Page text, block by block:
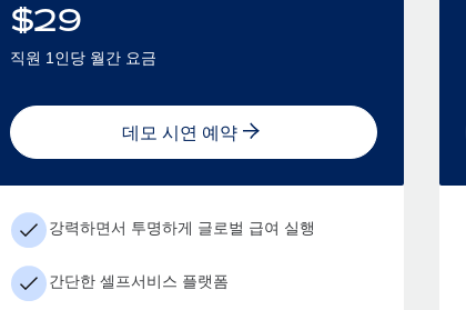
$29
직원 1인당 월간 요금
데모 시연 예약
강력하면서 투명하게 글로벌 급여 실행
간단한 셀프서비스 플랫폼